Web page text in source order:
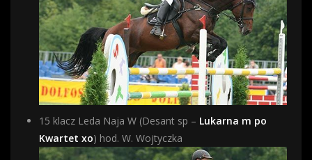
15 klacz Leda Naja W (Desant sp – Lukarna m po
Kwartet xo) hod. W. Wojtyczka